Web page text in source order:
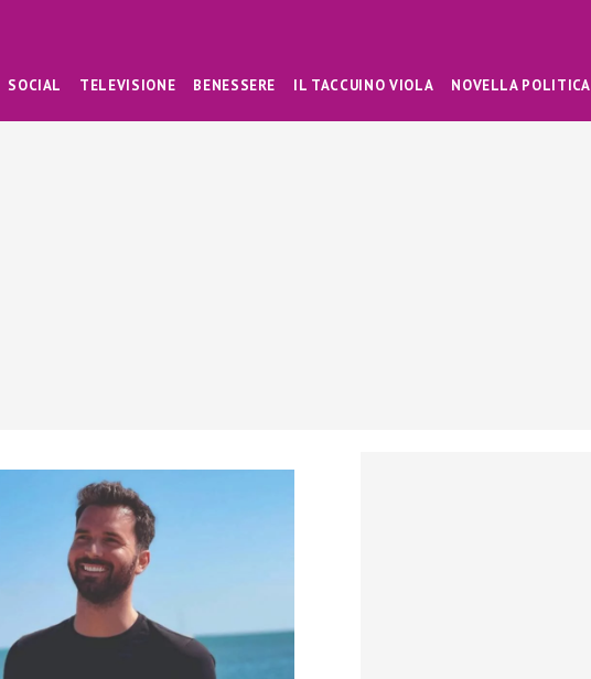
SOCIAL TELEVISIONE BENESSERE IL TACCUINO VIOLA NOVELLA POLITICA